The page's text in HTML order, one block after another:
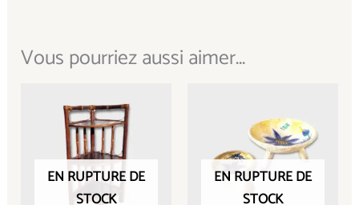
Vous pourriez aussi aimer...
EN RUPTURE DE
STOCK
EN RUPTURE DE
STOCK